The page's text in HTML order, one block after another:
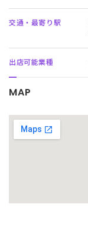
交通・最寄り駅
出店可能業種
MAP